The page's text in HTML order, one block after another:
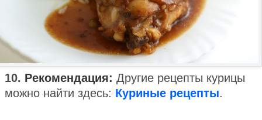
10. Рекомендация: Другие рецепты курицы
можно найти здесь: Куриные рецепты.